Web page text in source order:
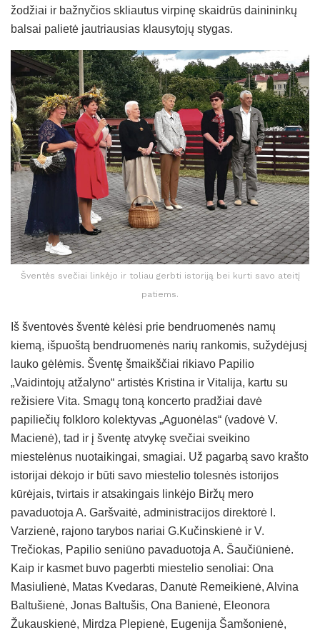
žodžiai ir bažnyčios skliautus virpinę skaidrūs dainininkų
balsai palietė jautriausias klausytojų stygas.
Šventės svečiai linkėjo ir toliau gerbti istoriją bei kurti savo ateitį
patiems.
Iš šventovės šventė kėlėsi prie bendruomenės namų
kiemą, išpuoštą bendruomenės narių rankomis, sužydėjusį
lauko gėlėmis. Šventę šmaikščiai rikiavo Papilio
„Vaidintojų atžalyno“ artistės Kristina ir Vitalija, kartu su
režisiere Vita. Smagų toną koncerto pradžiai davė
papiliečių folkloro kolektyvas „Aguonėlas“ (vadovė V.
Macienė), tad ir į šventę atvykę svečiai sveikino
miestelėnus nuotaikingai, smagiai. Už pagarbą savo krašto
istorijai dėkojo ir būti savo miestelio tolesnės istorijos
kūrėjais, tvirtais ir atsakingais linkėjo Biržų mero
pavaduotoja A. Garšvaitė, administracijos direktorė I.
Varzienė, rajono tarybos nariai G.Kučinskienė ir V.
Trečiokas, Papilio seniūno pavaduotoja A. Šaučiūnienė.
Kaip ir kasmet buvo pagerbti miestelio senoliai: Ona
Masiulienė, Matas Kvedaras, Danutė Remeikienė, Alvina
Baltušienė, Jonas Baltušis, Ona Banienė, Eleonora
Žukauskienė, Mirdza Plepienė, Eugenija Šamšonienė,